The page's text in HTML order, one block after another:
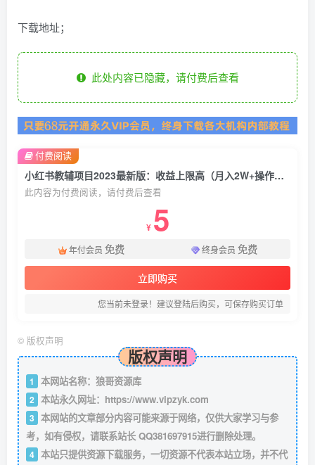
下载地址；
此处内容已隐藏，请付费后查看
小红书教辅项目2023最新版：收益上限高（月入2W+操作简单易上手）
此内容为付费阅读，请付费后查看
¥ 5
年付会员 免费 终身会员 免费
立即购买
您当前未登录！建议登陆后购买，可保存购买订单
付费阅读
© 版权声明
版权声明
1 本网站名称：狼哥资源库
2 本站永久网址： https://www.vipzyk.com
3 本网站的文章部分内容可能来源于网络，仅供大家学习与参
考，如有侵权，请联系站长 QQ381697915进行删除处理。
4 本站只提供资源下载服务，一切资源不代表本站立场，并不代